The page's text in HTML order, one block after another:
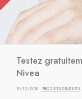
Testez
Nivea
10/12/2018 · PRODUITS GRATUITS,